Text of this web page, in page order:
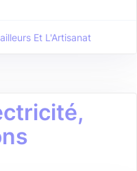
Et L'Artisanat